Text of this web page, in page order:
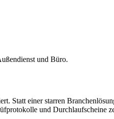
und Büro.
Statt einer starren
und Durchlaufscheine